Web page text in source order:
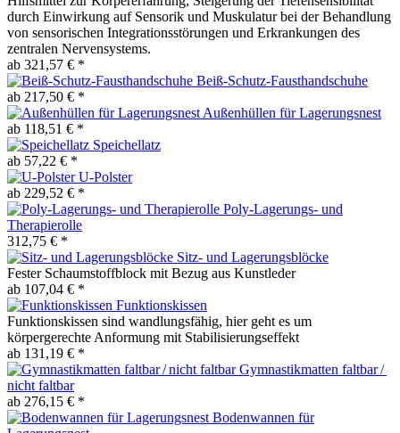
durch Einwirkung auf Sensorik und Muskulatur bei der Behandlung
von sensorischen Integrationsstörungen und Erkrankungen des
zentralen Nervensystems.
ab 321,57 € *
Beiß-Schutz-Fausthandschuhe
ab 217,50 € *
Außenhüllen für Lagerungsnest
ab 118,51 € *
Speichellatz
ab 57,22 € *
U-Polster
ab 229,52 € *
Poly-Lagerungs- und
Therapierolle
312,75 € *
Sitz- und Lagerungsblöcke
Fester Schaumstoffblock mit Bezug aus Kunstleder
ab 107,04 € *
Funktionskissen
Funktionskissen sind wandlungsfähig, hier geht es um
körpergerechte Anformung mit Stabilisierungseffekt
ab 131,19 € *
Gymnastikmatten faltbar /
nicht faltbar
ab 276,15 € *
Bodenwannen für